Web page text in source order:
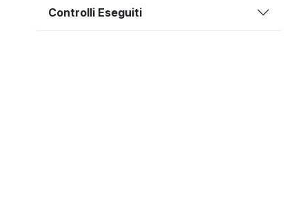
Controlli Eseguiti